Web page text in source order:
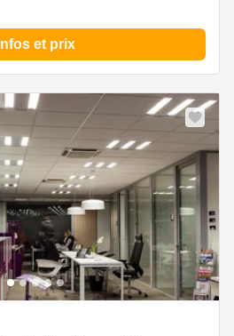
Infos et prix